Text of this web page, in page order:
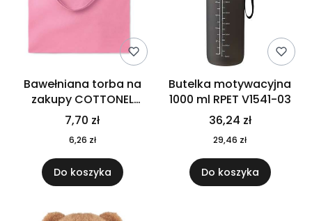
Bawełniana torba na
zakupy COTTONEL
COLOUR++ MO9846-11
7,70 zł
6,26 zł
Do koszyka
Butelka motywacyjna
1000 ml RPET V1541-03
36,24 zł
29,46 zł
Do koszyka